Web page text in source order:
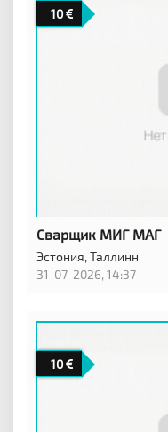
10
Сварщик МИГ МАГ
Эстония,Таллинн
31-07-2026, 14:37
10